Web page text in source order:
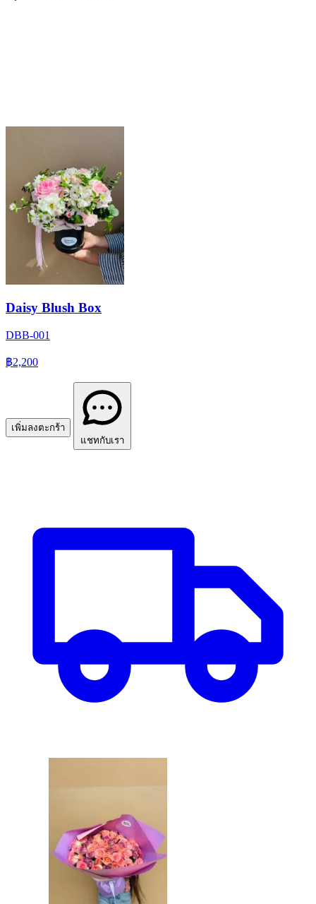
Daisy Blush Box
DBB-001
฿2,200
เพิ่มลงตะกร้า
แชทกับเรา